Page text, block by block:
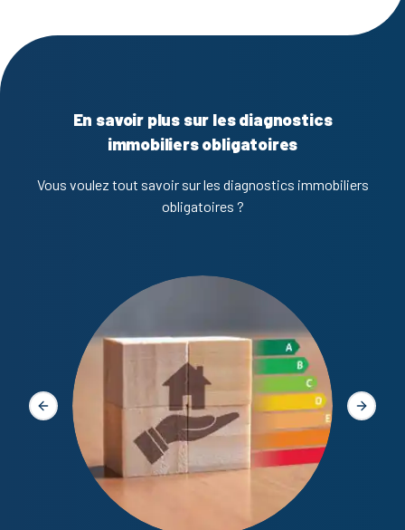
En savoir plus sur les diagnostics
immobiliers obligatoires
Vous voulez tout savoir sur les diagnostics immobiliers
obligatoires ?
Slide précédente Slide